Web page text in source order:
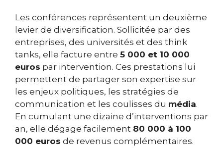
Les conférences représentent un deuxième
levier de diversification. Sollicitée par des
entreprises, des universités et des think
tanks, elle facture entre 5 000 et 10 000
euros par intervention. Ces prestations lui
permettent de partager son expertise sur
les enjeux politiques, les stratégies de
communication et les coulisses du média.
En cumulant une dizaine d’interventions par
an, elle dégage facilement 80 000 à 100
000 euros de revenus complémentaires.